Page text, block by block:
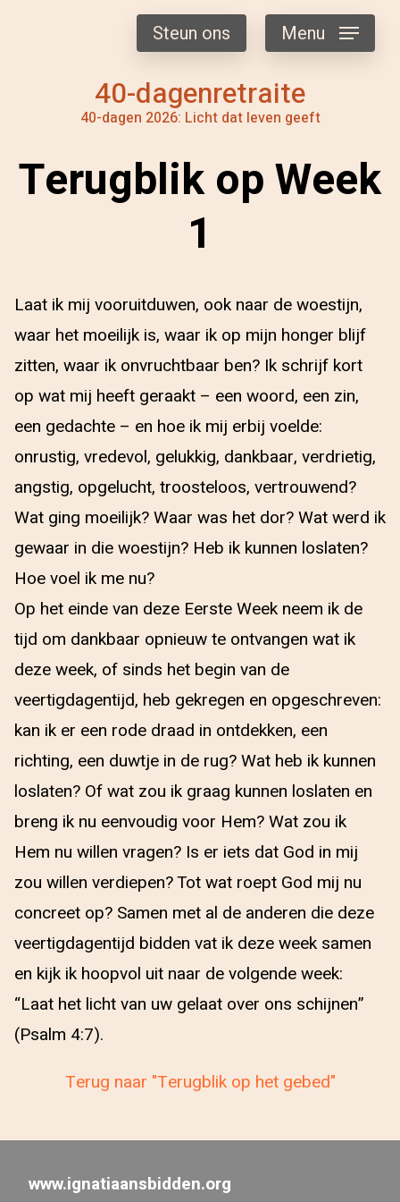
40-dagenretraite
40-dagen 2026: Licht dat leven geeft
Steun ons Menu
Terugblik op Week
1
Laat ik mij vooruitduwen, ook naar de woestijn,
waar het moeilijk is, waar ik op mijn honger blijf
zitten, waar ik onvruchtbaar ben? Ik schrijf kort
op wat mij heeft geraakt – een woord, een zin,
een gedachte – en hoe ik mij erbij voelde:
onrustig, vredevol, gelukkig, dankbaar, verdrietig,
angstig, opgelucht, troosteloos, vertrouwend?
Wat ging moeilijk? Waar was het dor? Wat werd ik
gewaar in die woestijn? Heb ik kunnen loslaten?
Hoe voel ik me nu?
Op het einde van deze Eerste Week neem ik de
tijd om dankbaar opnieuw te ontvangen wat ik
deze week, of sinds het begin van de
veertigdagentijd, heb gekregen en opgeschreven:
kan ik er een rode draad in ontdekken, een
richting, een duwtje in de rug? Wat heb ik kunnen
loslaten? Of wat zou ik graag kunnen loslaten en
breng ik nu eenvoudig voor Hem? Wat zou ik
Hem nu willen vragen? Is er iets dat God in mij
zou willen verdiepen? Tot wat roept God mij nu
concreet op? Samen met al de anderen die deze
veertigdagentijd bidden vat ik deze week samen
en kijk ik hoopvol uit naar de volgende week:
“Laat het licht van uw gelaat over ons schijnen”
(Psalm 4:7).
Terug naar "Terugblik op het gebed"
www.ignatiaansbidden.org